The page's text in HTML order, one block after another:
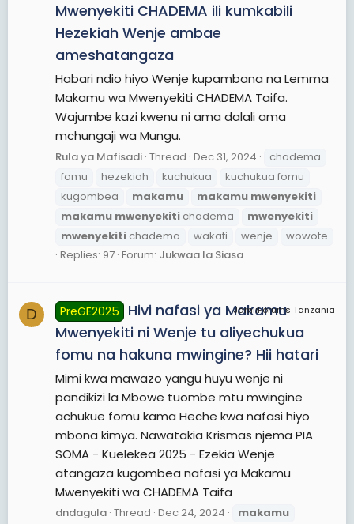
Mwenyekiti CHADEMA ili kumkabili
Hezekiah Wenje ambae
ameshatangaza
Habari ndio hiyo Wenje kupambana na Lemma
Makamu wa Mwenyekiti CHADEMA Taifa.
Wajumbe kazi kwenu ni ama dalali ama
mchungaji wa Mungu.
Rula ya Mafisadi Thread Dec 31, 2024
chadema
fomu
hezekiah kuchukua
kuchukua fomu
kugombea
makamu makamu mwenyekiti
makamu mwenyekiti chadema
mwenyekiti
mwenyekiti chadema wakati wenje
wowote
Replies: 97 Forum: Jukwaa la Siasa
D JamiiForums Tanzania
PreGE2025
Hivi nafasi ya Makamu
Mwenyekiti ni Wenje tu aliyechukua
fomu na hakuna mwingine? Hii hatari
Mimi kwa mawazo yangu huyu wenje ni
pandikizi la Mbowe tuombe mtu mwingine
achukue fomu kama Heche kwa nafasi hiyo
mbona kimya. Nawatakia Krismas njema PIA
SOMA - Kuelekea 2025 - Ezekia Wenje
atangaza kugombea nafasi ya Makamu
Mwenyekiti wa CHADEMA Taifa
dndagula Thread Dec 24, 2024
makamu